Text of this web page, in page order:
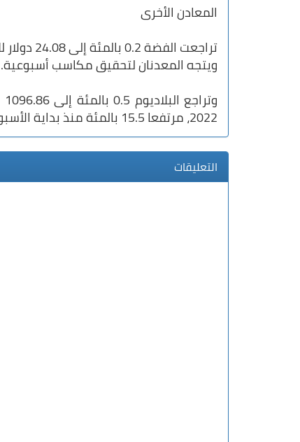
المعادن الأخرى
ويتجه المعدنان لتحقيق مكاسب أسبوعية.
2022، مرتفعا 15.5 بالمئة منذ بداية الأسبوع.
التعليقات